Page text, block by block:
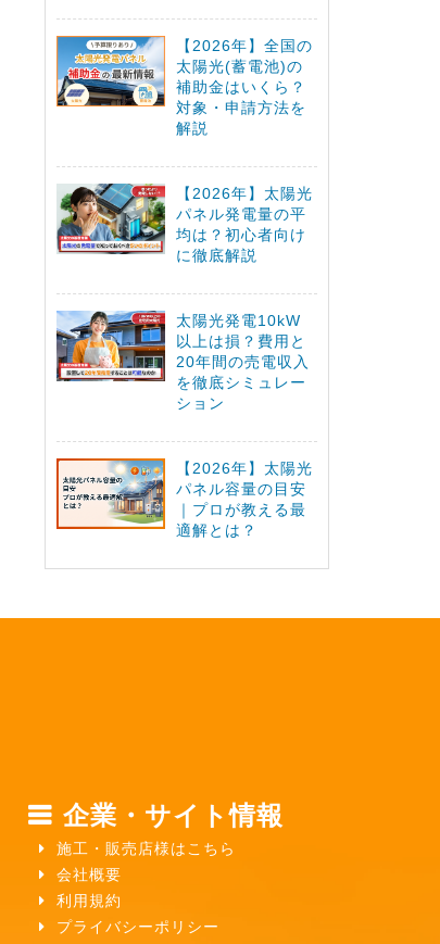
【2026年】全国の
太陽光(蓄電池)の
補助金はいくら？
対象・申請方法を
解説
【2026年】太陽光
パネル発電量の平
均は？初心者向け
に徹底解説
太陽光発電10kW
以上は損？費用と
20年間の売電収入
を徹底シミュレー
ション
【2026年】太陽光
パネル容量の目安
｜プロが教える最
適解とは？
企業・サイト情報
施工・販売店様はこちら
会社概要
利用規約
プライバシーポリシー